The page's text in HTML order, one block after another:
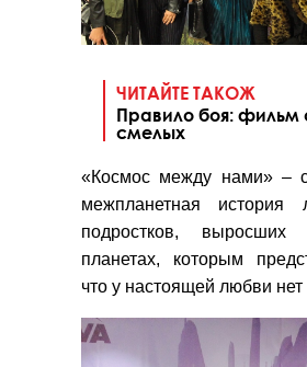
ЧИТАЙТЕ ТАКОЖ
Правило боя: фильм
смелых
«Космос между нами» –
межпланетная история
подростков,
планетах, которым
что у настоящей любви нет